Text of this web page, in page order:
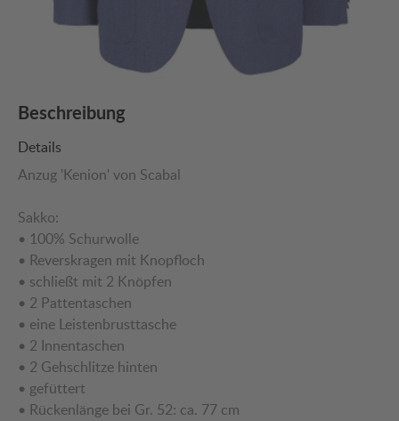
Beschreibung
Details
Anzug 'Kenion' von Scabal
Sakko:
• 100% Schurwolle
• Reverskragen mit Knopfloch
• schließt mit 2 Knöpfen
• 2 Pattentaschen
• eine Leistenbrusttasche
• 2 Innentaschen
• 2 Gehschlitze hinten
• gefüttert
• Rückenlänge bei Gr. 52: ca. 77 cm